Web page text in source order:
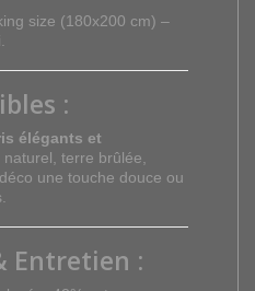
size (180x200 cm) –
:
élégants et
naturel, terre brûlée,
une touche douce ou
Entretien :